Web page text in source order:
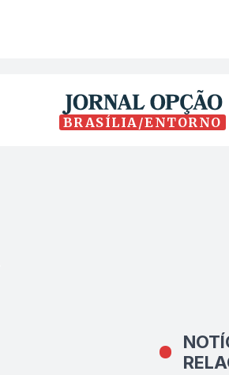
BRASÍLIA/ENTORNO